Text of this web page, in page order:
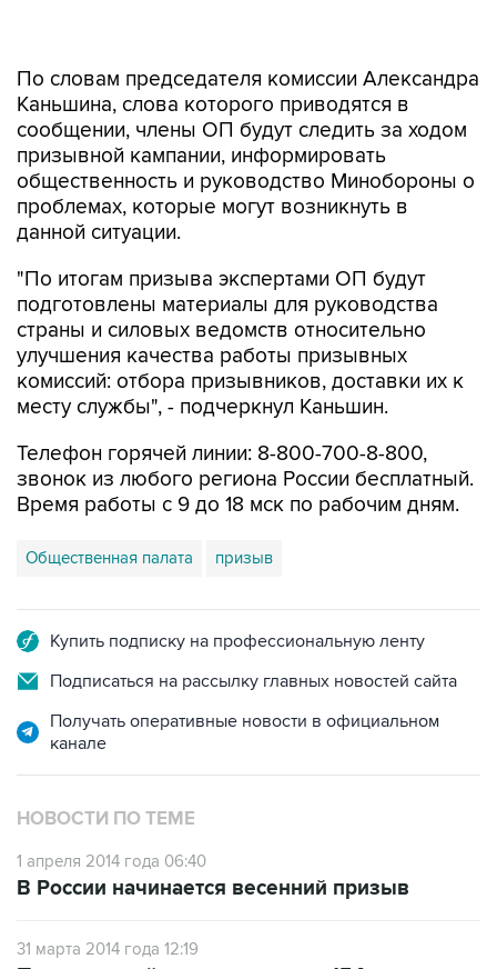
сообщении, члены ОП будут следить за ходом
призывной кампании, информировать
общественность и руководство Минобороны о
проблемах, которые могут возникнуть в
данной ситуации.
"По итогам призыва экспертами ОП будут
страны и силовых ведомств относительно
улучшения качества работы призывных
комиссий: отбора призывников, доставки их к
месту службы", - подчеркнул Каньшин.
Телефон горячей линии: 8-800-700-8-800,
Время работы с 9 до 18 мск по рабочим дням.
Общественная палата призыв
Подписаться на рассылку главных новостей сайта
Получать оперативные новости в официальном
НОВОСТИ ПО ТЕМЕ
1 апреля 2014 года 06:40
человек